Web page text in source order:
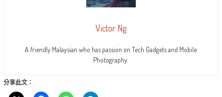
Victor Ng
A friendly Malaysian who has passion on Tech Gadgets and Mobile
Photography.
分享此文：